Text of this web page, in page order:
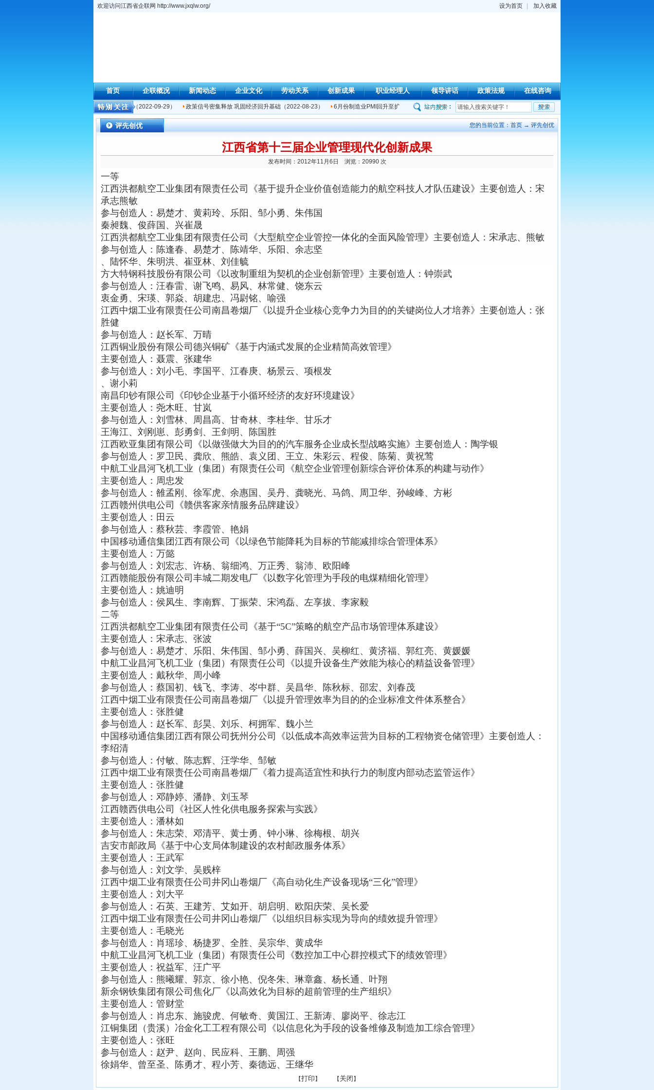
欢迎访问江西省企联网 http://www.jxqlw.org/ 设为首页 加入收藏
首页 企联概况 新闻动态 企业文化 劳动关系 创新成果 职业经理人 领导讲话 政策法规 在线咨询
综保区在全国排名再进9位 连续两年挺进中西…（2022-09-29） 政策信号密集释放 巩固经济回升基础（2022-08-23） 6月份制造业PMI回升至扩张区间 （2022-06-30） 我国煤电油气安全稳定保障能力持续提升
评先创优 您的当前位置：首页→评先创优
江西省第十三届企业管理现代化创新成果
发布时间：2012年11月6日 浏览：20990 次
一等
江西洪都航空工业集团有限责任公司《基于提升企业价值创造能力的航空科技人才队伍建设》主要创造人：宋
承志熊敏
参与创造人：易楚才、黄莉玲、乐阳、邹小勇、朱伟国
秦昶魏、俊薛国、兴崔晟
江西洪都航空工业集团有限责任公司《大型航空企业管控一体化的全面风险管理》主要创造人：宋承志、熊敏
参与创造人：陈逢春、易楚才、陈靖华、乐阳、余志坚
、陆怀华、朱明洪、崔亚林、刘佳毓
方大特钢科技股份有限公司《以改制重组为契机的企业创新管理》主要创造人：钟崇武
参与创造人：汪春雷、谢飞鸣、易风、林常健、饶东云
衷金勇、宋瑛、郭焱、胡建忠、冯尉铭、喻强
江西中烟工业有限责任公司南昌卷烟厂《以提升企业核心竞争力为目的的关键岗位人才培养》主要创造人：张
胜健
参与创造人：赵长军、万晴
江西铜业股份有限公司德兴铜矿《基于内涵式发展的企业精简高效管理》
主要创造人：聂震、张建华
参与创造人：刘小毛、李国平、江春庚、杨景云、项根发
、谢小莉
南昌印钞有限公司《印钞企业基于小循环经济的友好环境建设》
主要创造人：尧木旺、甘岚
参与创造人：刘雪林、周昌高、甘奇林、李桂华、甘乐才
王海江、刘刚崽、彭勇剑、王剑明、陈国胜
江西欧亚集团有限公司《以做强做大为目的的汽车服务企业成长型战略实施》主要创造人：陶学银
参与创造人：罗卫民、龚欣、熊皓、袁义团、王立、朱彩云、程俊、陈菊、黄祝莺
中航工业昌河飞机工业（集团）有限责任公司《航空企业管理创新综合评价体系的构建与动作》
主要创造人：周忠发
参与创造人：雒孟刚、徐军虎、余惠国、吴丹、龚晓光、马鸽、周卫华、孙峻峰、方彬
江西赣州供电公司《赣供客家亲情服务品牌建设》
主要创造人：田云
参与创造人：蔡秋芸、李霞管、艳娟
中国移动通信集团江西有限公司《以绿色节能降耗为目标的节能减排综合管理体系》
主要创造人：万懿
参与创造人：刘宏志、许杨、翁细鸿、万正秀、翁沛、欧阳峰
江西赣能股份有限公司丰城二期发电厂《以数字化管理为手段的电煤精细化管理》
主要创造人：姚迪明
参与创造人：侯凤生、李南辉、丁振荣、宋鸿磊、左享拔、李家毅
二等
江西洪都航空工业集团有限责任公司《基于“5C”策略的航空产品市场管理体系建设》
主要创造人：宋承志、张波
参与创造人：易楚才、乐阳、朱伟国、邹小勇、薛国兴、吴柳红、黄济福、郭红亮、黄媛媛
中航工业昌河飞机工业（集团）有限责任公司《以提升设备生产效能为核心的精益设备管理》
主要创造人：戴秋华、周小峰
参与创造人：蔡国初、钱飞、李涛、岑中群、吴昌华、陈秋标、邵宏、刘春茂
江西中烟工业有限责任公司南昌卷烟厂《以提升管理效率为目的的企业标准文件体系整合》
主要创造人：张胜健
参与创造人：赵长军、彭昊、刘乐、柯拥军、魏小兰
中国移动通信集团江西有限公司抚州分公司《以低成本高效率运营为目标的工程物资仓储管理》主要创造人：
李绍清
参与创造人：付敏、陈志辉、汪学华、邹敏
江西中烟工业有限责任公司南昌卷烟厂《着力提高适宜性和执行力的制度内部动态监管运作》
主要创造人：张胜健
参与创造人：邓静婷、潘静、刘玉琴
江西赣西供电公司《社区人性化供电服务探索与实践》
主要创造人：潘林如
参与创造人：朱志荣、邓清平、黄士勇、钟小琳、徐梅根、胡兴
吉安市邮政局《基于中心支局体制建设的农村邮政服务体系》
主要创造人：王武军
参与创造人：刘文学、吴贱梓
江西中烟工业有限责任公司井冈山卷烟厂《高自动化生产设备现场“三化”管理》
主要创造人：刘大平
参与创造人：石英、王建芳、艾如开、胡启明、欧阳庆荣、吴长爱
江西中烟工业有限责任公司井冈山卷烟厂《以组织目标实现为导向的绩效提升管理》
主要创造人：毛晓光
参与创造人：肖瑶珍、杨捷罗、全胜、吴宗华、黄成华
中航工业昌河飞机工业（集团）有限责任公司《数控加工中心群控模式下的绩效管理》
主要创造人：祝益军、汪广平
参与创造人：熊曦耀、郭京、徐小艳、倪冬朱、琳章鑫、杨长通、叶翔
新余钢铁集团有限公司焦化厂《以高效化为目标的超前管理的生产组织》
主要创造人：管财堂
参与创造人：肖忠东、施骏虎、何敏奇、黄国江、王新涛、廖岗平、徐志江
江铜集团（贵溪）冶金化工工程有限公司《以信息化为手段的设备维修及制造加工综合管理》
主要创造人：张旺
参与创造人：赵尹、赵向、民应科、王鹏、周强
徐娟华、曾至圣、陈勇才、程小芳、秦德远、王继华
【打印 】 【 关闭 】